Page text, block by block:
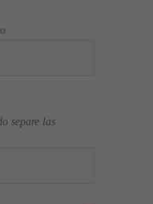
separe las